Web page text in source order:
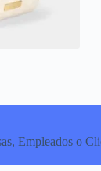
Empleados o